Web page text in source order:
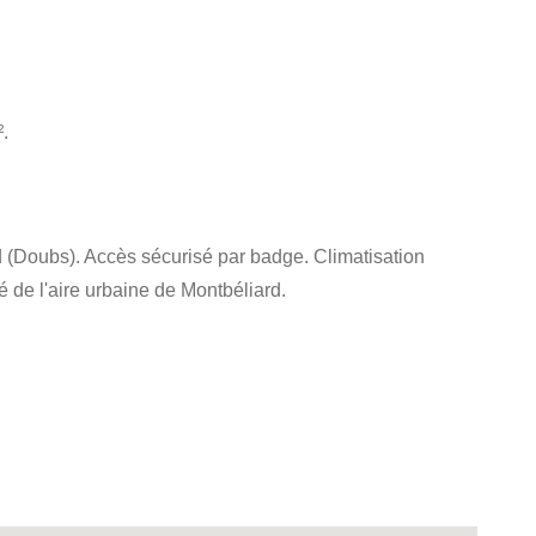
Accès sécurisé par badge. Climatisation
de l'aire urbaine de Montbéliard.